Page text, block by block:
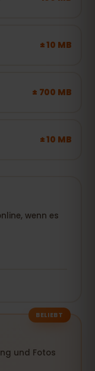
± 10 MB
± 700 MB
± 10 MB
wenn es
BELIEBT
und Fotos